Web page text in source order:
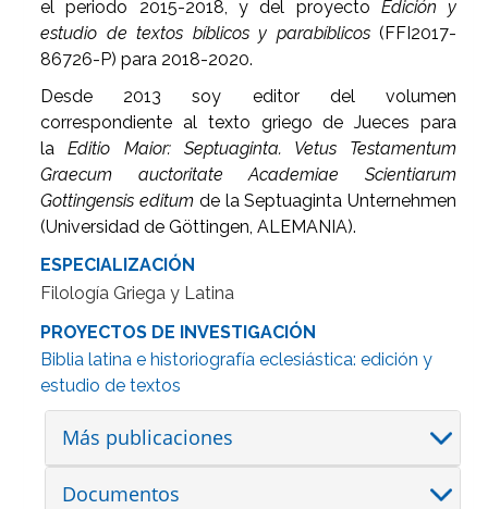
el periodo 2015-2018, y del proyecto Edición y
estudio de textos bíblicos y parabíblicos(FFI2017-
86726-P) para 2018-2020.
Desde 2013 soy editor del volumen
correspondiente al texto griego de Jueces para
laEditio Maior: Septuaginta. Vetus Testamentum
Graecum auctoritate Academiae Scientiarum
Gottingensis editumde la Septuaginta Unternehmen
(Universidad de Göttingen, ALEMANIA).
ESPECIALIZACIÓN
Filología Griega y Latina
PROYECTOS DE INVESTIGACIÓN
Biblia latina e historiografía eclesiástica: edición y
estudio de textos
Más publicaciones
Documentos